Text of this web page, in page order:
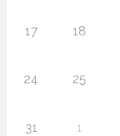
17 18
24 25
31 1